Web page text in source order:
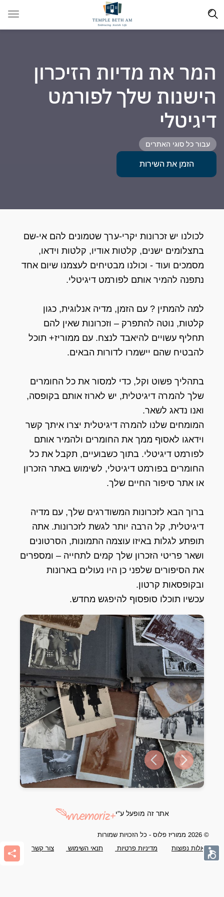
המר את מדיות הזיכרון
הישנות שלך לפורמט
דיגיטלי
עבור כל סוגי האתרים
הזמן את השירות
לכולנו יש זכרונות יקרי-ערך שטמונים להם אי-שם
בתצלומים ישנים, קלטות אודיו, קלטות וידאו,
מסמכים ועוד - וכולנו מבטיחים לעצמנו שיום אחד
נתפנה להמיר אותם לפורמט דיגיטלי.
למה להמתין ? עם הזמן, מדיה אנלוגית, כגון
קלטות, נוטה להתפרק – וזכרונות שאין להם
תחליף עשויים להיאבד לנצח. עם ממוריז+ תוכל
להבטיח שהם יישמרו לדורות הבאים.
בתהליך פשוט וקל, כדי למסור את כל החומרים
שלך להמרה דיגיטלית, יש לארוז אותם בקופסה,
ואנו נדאג לשאר.
המומחים שלנו להמרה דיגיטלית יצרו איתך קשר
וידאגו לאסוף ממך את החומרים ולהמיר אותם
לפורמט דיגיטלי. בתוך כשבועיים, תקבל את כל
החומרים בפורמט דיגיטלי, לשימוש באתר הזכרון
או אתר סיפור החיים שלך.
ברוך הבא לזכרונות המשודרגים שלך, עם מדיה
דיגיטלית, קל הרבה יותר לגשת לזכרונות. אתה
תופתע לגלות באיזו עוצמה התמונות, הסרטונים
ושאר פריטי הזכרון שלך קמים לתחייה – ומספרים
את הסיפורים שלפני כן היו נעולים בארונות
ובקופסאות קרטון.
עכשיו תוכלו סופסוף להיפגש מחדש.
Previous slideNext slide
אתר זה מופעל ע"י
© 2026 ממוריז פלוס - כל הזכויות שמורות
שאלות נפוצות
מדיניות פרטיות תנאי השימוש צור קשר